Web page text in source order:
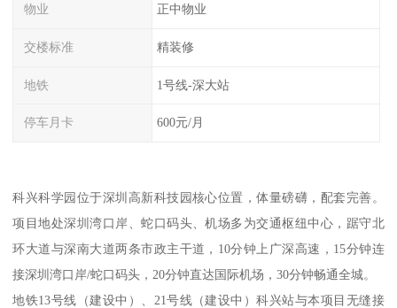
物业 正中物业
交楼标准 精装修
地铁 1号线-深大站
停车月卡 600元/月
科兴科学园位于深圳高新科技园核心位置，体量磅礴，配套完善。
项目地处深圳湾口岸、蛇口码头、机场多为交通枢纽中心，踞守北
环大道与深南大道两条市政主干道，10分钟上广深高速，15分钟连
接深圳湾口岸/蛇口码头，20分钟直达国际机场，30分钟畅通全城。
地铁13号线（建设中）、21号线（建设中）科兴站与本项目无缝接